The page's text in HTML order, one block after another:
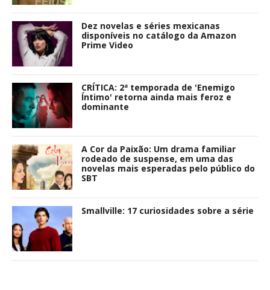
Dez novelas e séries mexicanas
disponíveis no catálogo da Amazon
Prime Video
CRÍTICA: 2ª temporada de 'Enemigo
Íntimo' retorna ainda mais feroz e
dominante
A Cor da Paixão: Um drama familiar
rodeado de suspense, em uma das
novelas mais esperadas pelo público do
SBT
Smallville: 17 curiosidades sobre a série